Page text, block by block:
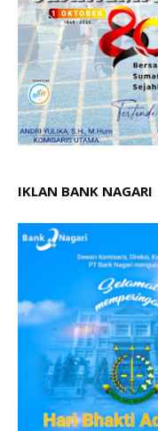
IKLAN BANK NAGARI